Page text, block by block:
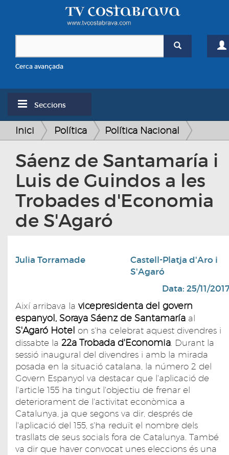
Cerca avançada
Seccions
Inici Política Política Nacional
Sáenz de Santamaría i
Luis de Guindos a les
Trobades d'Economia
de S'Agaró
Julia Torramade
Castell-Platja d'Aro i
S'Agaró
Data: 25/11/
Així arribava la vicepresidenta del govern
espanyol, Soraya Sáenz de Santamaría al
S'Agaró Hotel on s'ha celebrat aquest divendres i
dissabte la 22a Trobada d'Economia. Durant la
sessió inaugural del divendres i amb la mirada
posada en la situació catalana, la número 2 del
Govern Espanyol va destacar que l'aplicació de
l'article 155 ha tingut l'objectiu de frenar el
deteriorament de l'activitat econòmica a
Catalunya, ja que segons va dir, després de
l'aplicació del 155, s'ha reduït el nombre dels
trasllats de seus socials fora de Catalunya. També
va dir que haver convocat unes eleccions és una